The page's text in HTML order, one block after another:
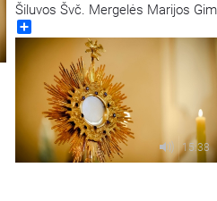
Šiluvos Švč. Mergelės Marijos
15:38